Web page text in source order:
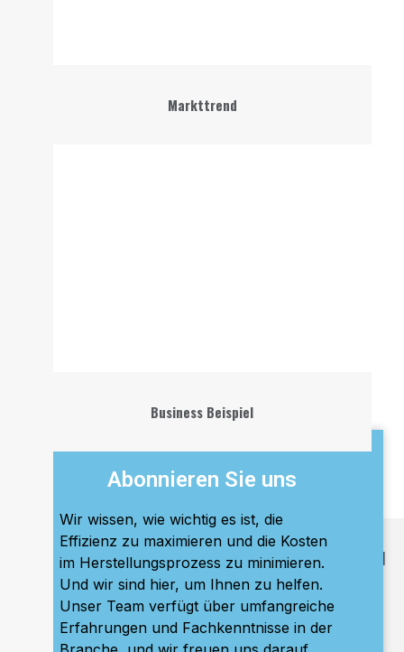
Markttrend
Business Beispiel
Beliebte Artikel
Abonnieren Sie uns
Wir wissen, wie wichtig es ist, die
Effizienz zu maximieren und die Kosten
im Herstellungsprozess zu minimieren.
Und wir sind hier, um Ihnen zu helfen.
Unser Team verfügt über umfangreiche
Erfahrungen und Fachkenntnisse in der